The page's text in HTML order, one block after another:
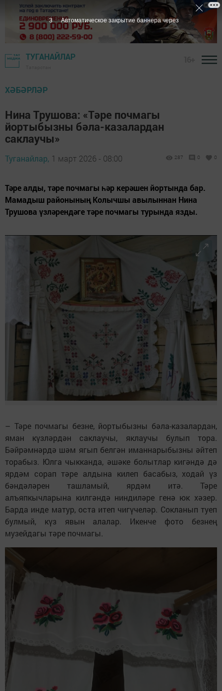
ТУГАНАЙЛАР
ХӘБӘРЛӘР
Нина Трушова: «Тәре почмагы
йортыбызны бәла-казалардан
саклаучы»
Туганайлар, 1 март 2026 - 08:00 287 0 0
Тәре алды, тәре почмагы һәр керәшен йортында бар.
Мамадыш районының Колычшы авылыннан Нина
Трушова үзләрендәге тәре почмагы турында язды.
– Тәре почмагы безне, йортыбызны бәла-казалардан,
яман күзләрдән саклаучы, яклаучы булып тора.
Бәйрәмнәрдә шәм ягып белгән иманнарыбызны әйтеп
торабыз. Юлга чыкканда, әшәке болытлар кигәндә дә
ярдәм сорап тәре алдына килеп басабыз, ходай үз
бәндәләрен ташламый, ярдәм итә. Тәре
алъяпкычларына килгәндә ниндиләре генә юк хәзер.
Барда инде матур, оста итеп чигүчеләр. Сокланып туеп
булмый, күз явын алалар. Икенче фото безнең
музейдагы тәре почмагы.
1 Автоматическое закрытие баннера через